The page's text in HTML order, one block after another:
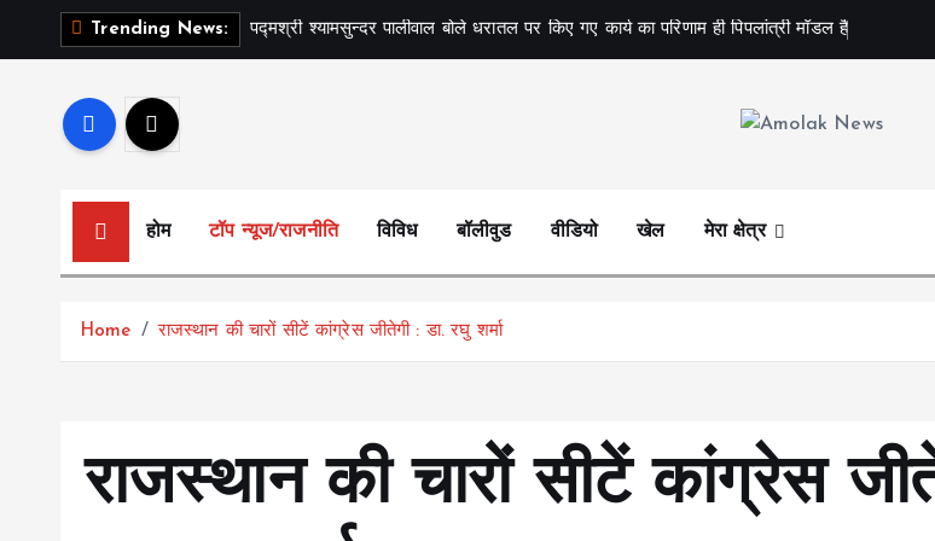
Trending News: पद्मश्री श्यामसुन्दर पालीवाल बोले धरातल पर किए गए कार्य का परिणाम ही पिपलांत्री मॉडल है
होम टॉप न्यूज/राजनीति विविध बॉलीवुड वीडियो खेल मेरा क्षेत्र
Home राजस्थान की चारों सीटें कांग्रेस जीतेगी : डा. रघु शर्मा
राजस्थान की चारों सीटें कांग्रेस